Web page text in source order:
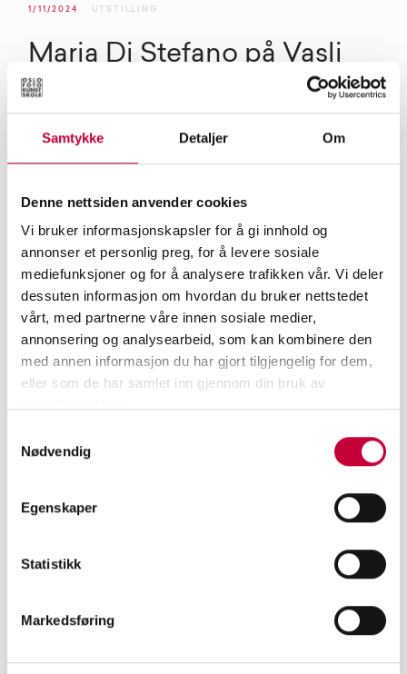
Samtykke Detaljer Om
Denne nettsiden anvender cookies
Vi bruker informasjonskapsler for å gi innhold og
annonser et personlig preg, for å levere sosiale
mediefunksjoner og for å analysere trafikken vår. Vi deler
dessuten informasjon om hvordan du bruker nettstedet
vårt, med partnerne våre innen sosiale medier,
annonsering og analysearbeid, som kan kombinere den
med annen informasjon du har gjort tilgjengelig for dem,
eller som de har samlet inn gjennom din bruk av
Nødvendig
Egenskaper
Statistikk
Markedsføring
1/11/2024 UTSTILLING
Maria Di Stefano på Vasli
Souza
Den italienske fotografen Maria Di Stefano er årets første
som en intim og privat søken etter det ukjente.